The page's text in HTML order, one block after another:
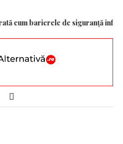
barierele de siguranță